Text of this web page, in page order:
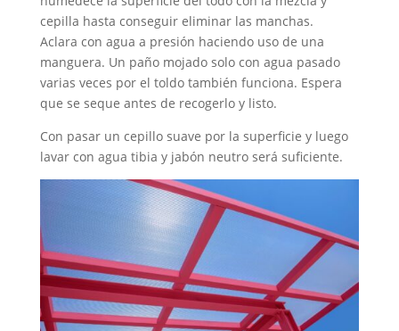
cepilla hasta conseguir eliminar las manchas.
Aclara con agua a presión haciendo uso de una
manguera. Un paño mojado solo con agua pasado
varias veces por el toldo también funciona. Espera
que se seque antes de recogerlo y listo.
Con pasar un cepillo suave por la superficie y luego
lavar con agua tibia y jabón neutro será suficiente.